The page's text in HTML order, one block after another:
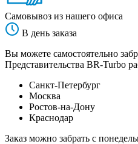
Самовывоз из нашего офиса
В день заказа
Вы можете самостоятельно
Представительства BR-Turbo
Санкт-Петербург
Москва
Ростов-на-Дону
Краснодар
Заказ можно забрать с